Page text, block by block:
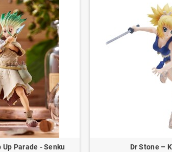
Up Parade - Senku
Dr Stone –